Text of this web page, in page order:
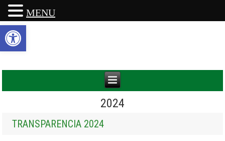
2024
TRANSPARENCIA 2024
MENU
Abrir barra de herramientas